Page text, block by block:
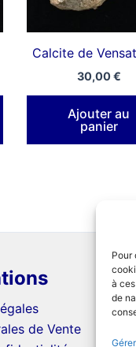
Pour
à
de
Calcite de
30,00€
Ajouter au
panier
de Vente